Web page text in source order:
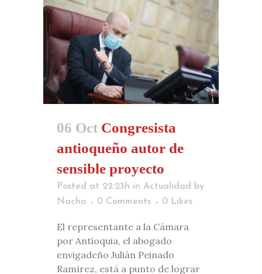
06 Oct Congresista
antioqueño autor de
sensible proyecto
Posted at 22:23h in Actualidad by
Nacho
0 Comments 0 Likes
El representante a la Cámara
por Antioquia, el abogado
envigadeño Julián Peinado
Ramírez, está a punto de lograr